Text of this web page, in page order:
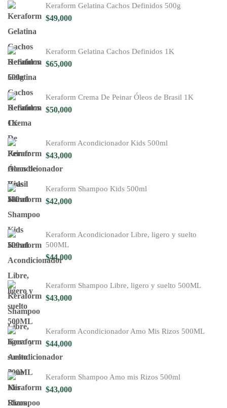
Keraform Gelatina Cachos Definidos 500g
$49,000
Keraform Gelatina Cachos Definidos 1K
$65,000
Keraform Crema De Peinar Óleos de Brasil 1K
$50,000
Keraform Acondicionador Kids 500ml
$43,000
Keraform Shampoo Kids 500ml
$42,000
Keraform Acondicionador Libre, ligero y suelto
500ML
$44,000
Keraform Shampoo Libre, ligero y suelto 500ML
$43,000
Keraform Acondicionador Amo Mis Rizos 500ML
$44,000
Keraform Shampoo Amo mis Rizos 500ml
$43,000